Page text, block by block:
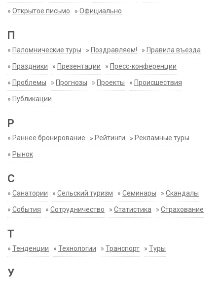
» Открытое письмо » Официально
П
» Паломнические туры » Поздравляем! » Правила въезда
» Праздники » Презентации » Пресс-конференции
» Проблемы » Прогнозы » Проекты » Происшествия
» Публикации
Р
» Раннее бронирование » Рейтинги » Рекламные туры
» Рынок
С
» Санатории » Сельский туризм » Семинары » Скандалы
» События » Сотрудничество » Статистика » Страхование
Т
» Тенденции » Технологии » Транспорт » Туры
У